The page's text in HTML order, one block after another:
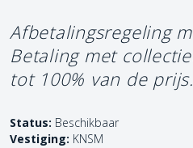
Afbetalingsregeling
Betaling met
tot 100% van de prijs.
Status: Beschikbaar
Vestiging: KNSM